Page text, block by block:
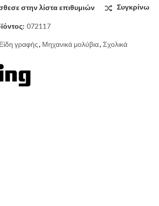
στην λίστα επιθυμιών Συγκρίνω
072117
Είδη γραφής, Μηχανικά μολύβια, Σχολικά